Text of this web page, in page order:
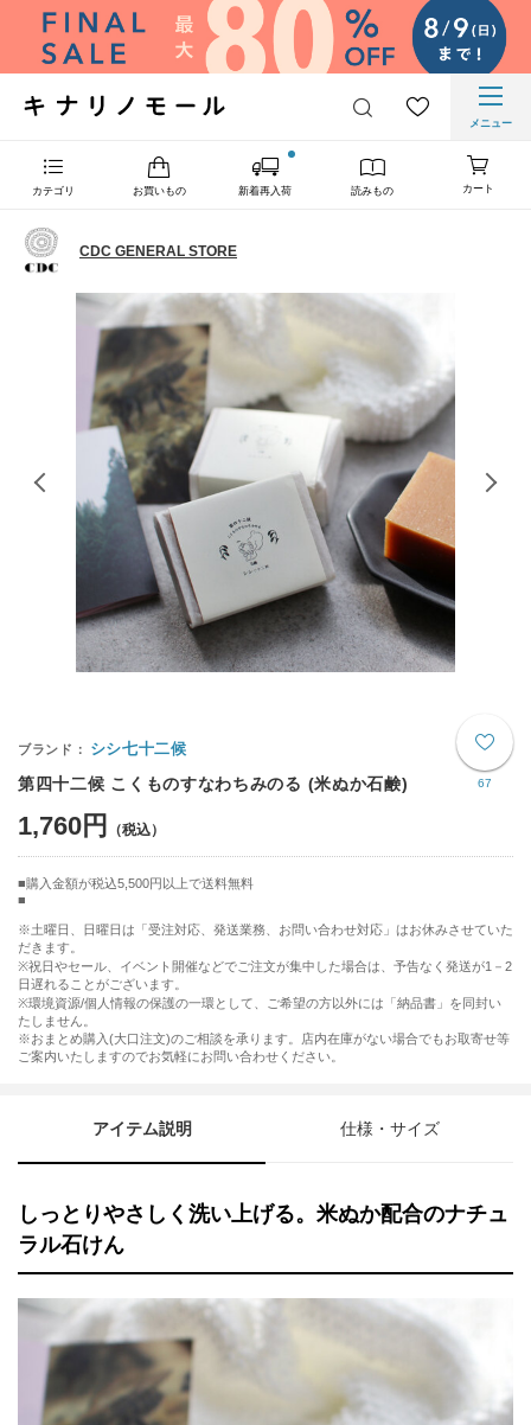
メニュー
カテゴリ お買いもの 新着再入荷 読みもの カート
CDC GENERAL STORE
67
シシ七十二候
第四十二候 こくものすなわちみのる (米ぬか石鹸)
1,760円
購入金額が税込5,500円以上で送料無料
※土曜日、日曜日は「受注対応、発送業務、お問い合わせ対応」はお休みさせていた
だきます。
※祝日やセール、イベント開催などでご注文が集中した場合は、予告なく発送が1－2
日遅れることがございます。
※環境資源/個人情報の保護の一環として、ご希望の方以外には「納品書」を同封い
たしません。
※おまとめ購入(大口注文)のご相談を承ります。店内在庫がない場合でもお取寄せ等
ご案内いたしますのでお気軽にお問い合わせください。
アイテム説明 仕様・サイズ
しっとりやさしく洗い上げる。米ぬか配合のナチュ
ラル石けん